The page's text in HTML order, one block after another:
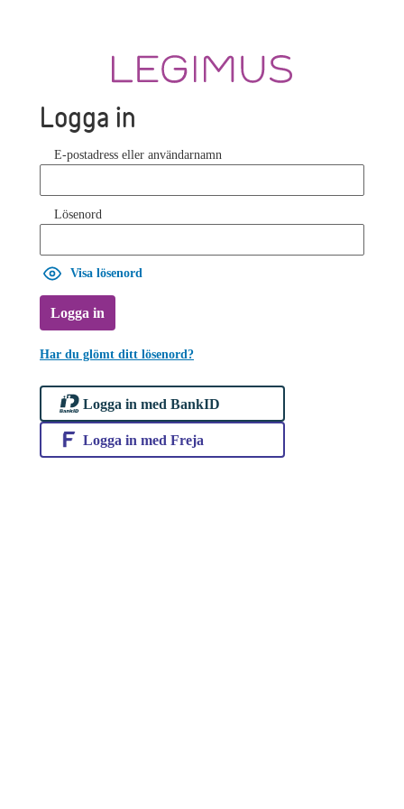
Logga in
E-postadress eller användarnamn
Lösenord
Visa lösenord
Logga in
Har du glömt ditt lösenord?
Logga in med BankID
Logga in med Freja